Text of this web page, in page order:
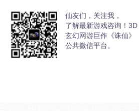
仙友们，关注我，
了解最新游戏咨询！3D
玄幻网游巨作《诛仙》
公共微信平台。